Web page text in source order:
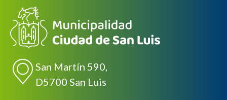
San Martín 590,
D5700 San Luis